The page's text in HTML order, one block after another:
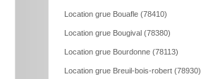
Location grue Bouafle (78410)
Location grue Bougival (78380)
Location grue Bourdonne (78113)
Location grue Breuil-bois-robert (78930)